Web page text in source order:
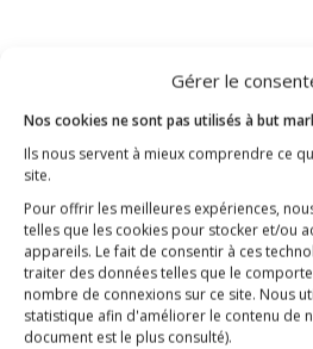
Gérer le
Nos cookies ne sont pas utilisés à but
Ils nous servent à mieux comprendre ce
site.
Pour offrir les meilleures expériences,
telles que les cookies pour stocker et/ou
appareils. Le fait de consentir à ces
traiter des données telles que le
nombre de connexions sur ce site. Nous
statistique afin d'améliorer le contenu de
document est le plus consulté).